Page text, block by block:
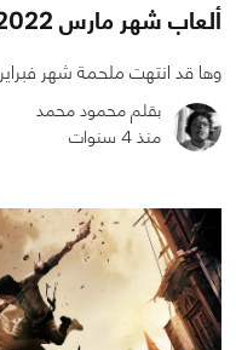
4262
ألعاب شهر مارس 2022
وها قد انتهت ملحمة شهر فبراير 2022!
بقلم محمود محمد
منذ 4 سنوات